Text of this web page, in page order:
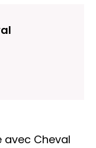
avec Cheval